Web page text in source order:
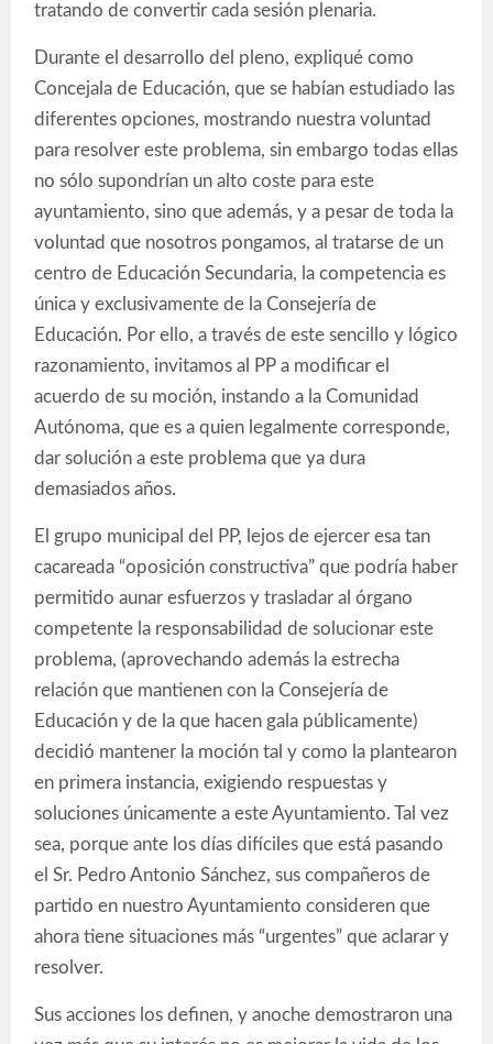
tratando de convertir cada sesión plenaria.
Durante el desarrollo del pleno, expliqué como
Concejala de Educación, que se habían estudiado las
diferentes opciones, mostrando nuestra voluntad
para resolver este problema, sin embargo todas ellas
no sólo supondrían un alto coste para este
ayuntamiento, sino que además, y a pesar de toda la
voluntad que nosotros pongamos, al tratarse de un
centro de Educación Secundaria, la competencia es
única y exclusivamente de la Consejería de
Educación. Por ello, a través de este sencillo y lógico
razonamiento, invitamos al PP a modificar el
acuerdo de su moción, instando a la Comunidad
Autónoma, que es a quien legalmente corresponde,
dar solución a este problema que ya dura
demasiados años.
El grupo municipal del PP, lejos de ejercer esa tan
cacareada “oposición constructiva” que podría haber
permitido aunar esfuerzos y trasladar al órgano
competente la responsabilidad de solucionar este
problema, (aprovechando además la estrecha
relación que mantienen con la Consejería de
Educación y de la que hacen gala públicamente)
decidió mantener la moción tal y como la plantearon
en primera instancia, exigiendo respuestas y
soluciones únicamente a este Ayuntamiento. Tal vez
sea, porque ante los días difíciles que está pasando
el Sr. Pedro Antonio Sánchez, sus compañeros de
partido en nuestro Ayuntamiento consideren que
ahora tiene situaciones más “urgentes” que aclarar y
resolver.
Sus acciones los definen, y anoche demostraron una